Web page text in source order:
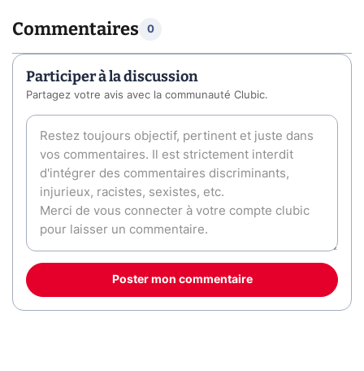
Commentaires 0
Participer à la discussion
Partagez votre avis avec la communauté Clubic.
Poster mon commentaire